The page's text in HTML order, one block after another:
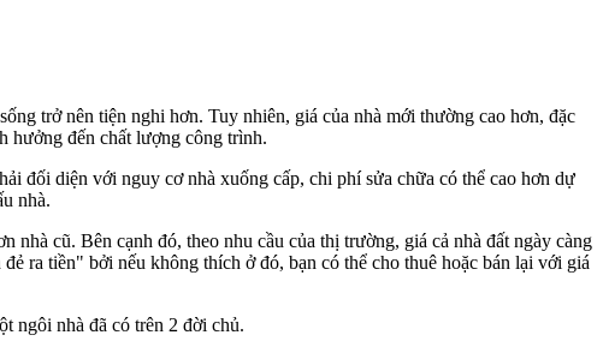
trở nên tiện nghi hơn. Tuy nhiên, giá của nhà mới thường cao hơn, đặc
hưởng đến chất lượng công trình.
đối diện với nguy cơ nhà xuống cấp, chi phí sửa chữa có thể cao hơn dự
nhà.
cũ. Bên cạnh đó, theo nhu cầu của thị trường, giá cả nhà đất ngày càng
ra tiền" bởi nếu không thích ở đó, bạn có thể cho thuê hoặc bán lại với giá
ngôi nhà đã có trên 2 đời chủ.